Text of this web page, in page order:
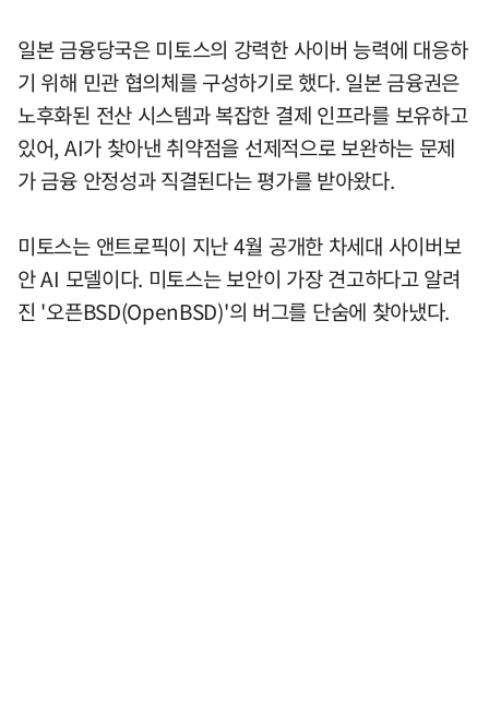
일본 금융당국은 미토스의 강력한 사이버 능력에 대응하
기 위해 민관 협의체를 구성하기로 했다. 일본 금융권은
노후화된 전산 시스템과 복잡한 결제 인프라를 보유하고
있어, AI가 찾아낸 취약점을 선제적으로 보완하는 문제
가 금융 안정성과 직결된다는 평가를 받아왔다.
미토스는 앤트로픽이 지난 4월 공개한 차세대 사이버보
안 AI 모델이다. 미토스는 보안이 가장 견고하다고 알려
진 '오픈BSD(OpenBSD)'의 버그를 단숨에 찾아냈다.